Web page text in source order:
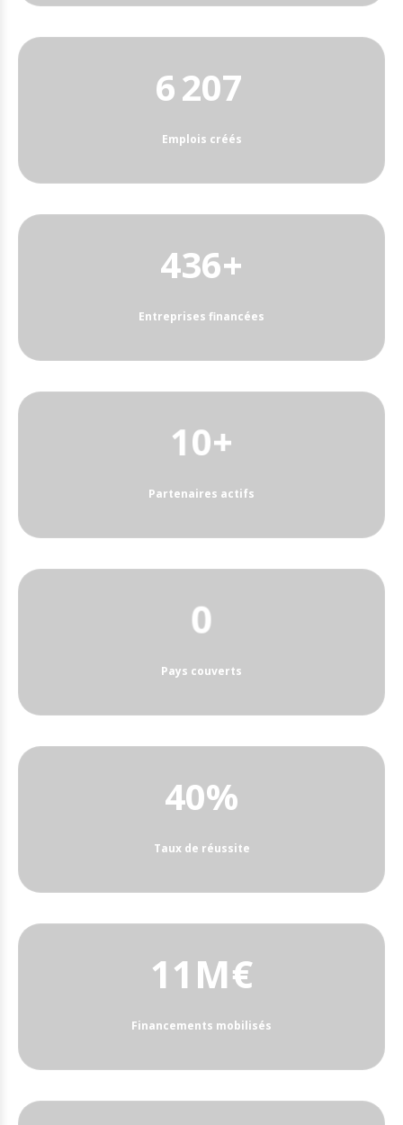
6 360
Emplois créés
492+
Entreprises financées
13+
Partenaires actifs
1
Pays couverts
40%
Taux de réussite
24M€
Financements mobilisés